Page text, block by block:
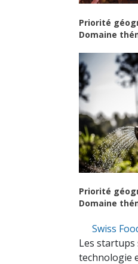
Priorité
Domaine
Priorité
Domaine
Swiss
Les startups
technologie